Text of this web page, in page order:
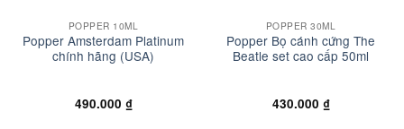
POPPER 10ML
Popper Amsterdam Platinum
chính hãng (USA)
490.000 ₫
POPPER 30ML
Popper Bọ cánh cứng The
Beatle set cao cấp 50ml
430.000 ₫